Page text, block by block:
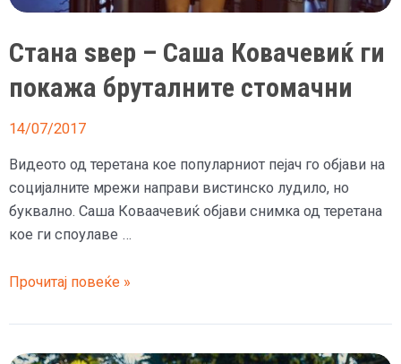
Стана ѕвер – Саша Ковачевиќ ги
покажа бруталните стомачни
14/07/2017
Видеото од теретана кое популарниот пејач го објави на
социјалните мрежи направи вистинско лудило, но
буквално. Саша Коваачевиќ објави снимка од теретана
кое ги споулаве …
Стана
–
Саша
Прочитај повеќе »